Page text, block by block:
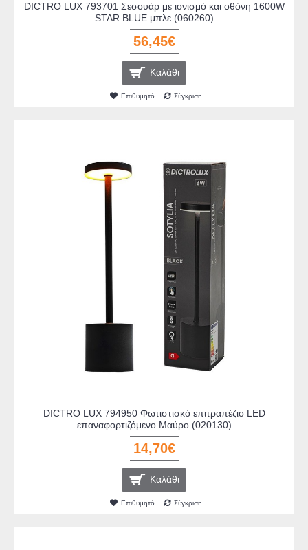
DICTRO LUX 793701 Σεσουάρ με ιονισμό και οθόνη 1600W
STAR BLUE μπλε (060260)
56,45€
Καλάθι
Επιθυμητό Σύγκριση
DICTRO LUX 794950 Φωτιστισκό επιτραπέζιο LED
επαναφορτιζόμενο Μαύρο (020130)
14,70€
Καλάθι
Επιθυμητό Σύγκριση